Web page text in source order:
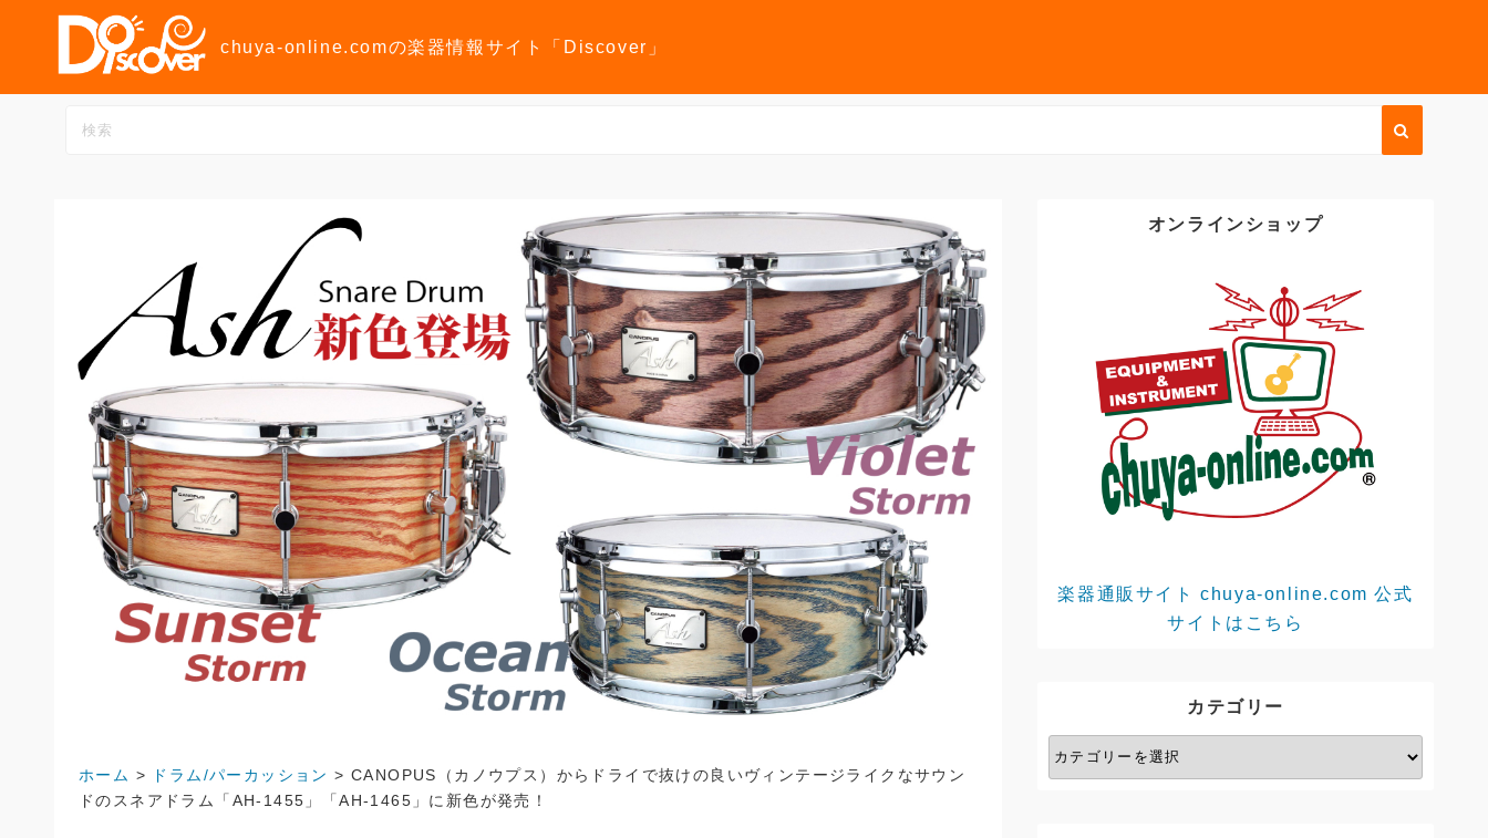
ン
chuya-online.comの楽器情報サイト「Discover」
ホーム > ドラム/パーカッション >CANOPUS（カノウプス）からドライで抜けの良いヴィンテージライクなサウン
ドのスネアドラム「AH-1455」「AH-1465」に新色が発売！
オンラインショップ
楽器通販サイト chuya-online.com 公式
サイトはこちら
カテゴリー
カ
テ